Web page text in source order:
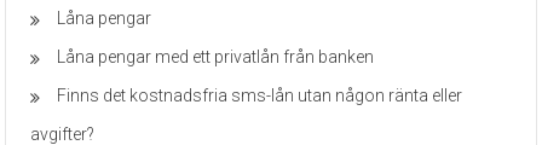
Låna pengar
Låna pengar med ett privatlån från banken
Finns det kostnadsfria sms-lån utan någon ränta eller
avgifter?